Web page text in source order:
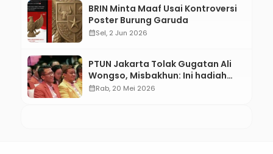
BRIN Minta Maaf Usai Kontroversi
Poster Burung Garuda
calendar_monthSel, 2 Jun 2026
PTUN Jakarta Tolak Gugatan Ali
Wongso, Misbakhun: Ini hadiah
Ulang Tahun Ke-66 SOKSI
calendar_monthRab, 20 Mei 2026